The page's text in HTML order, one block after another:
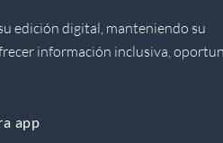
edición digital, manteniendo su
información inclusiva,
app